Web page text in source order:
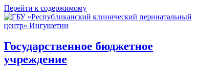
Перейти к содержимому
Государственное бюджетное
учреждение